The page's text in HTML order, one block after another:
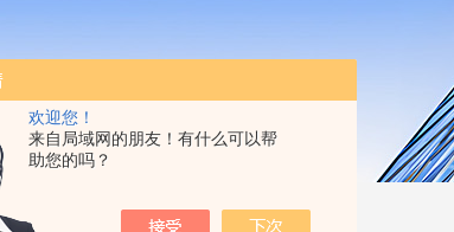
欢迎您！
来自局域网的朋友！有什么可以帮
助您的吗？
5000V数字高压兆欧表 CS2077型CS2077高压兆欧表校验仪